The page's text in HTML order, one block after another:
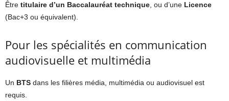
Être titulaire d’un Baccalauréat technique, ou d’une Licence
(Bac+3 ou équivalent).
Pour les spécialités en communication
audiovisuelle et multimédia
Un BTS dans les filières média, multimédia ou audiovisuel est
requis.